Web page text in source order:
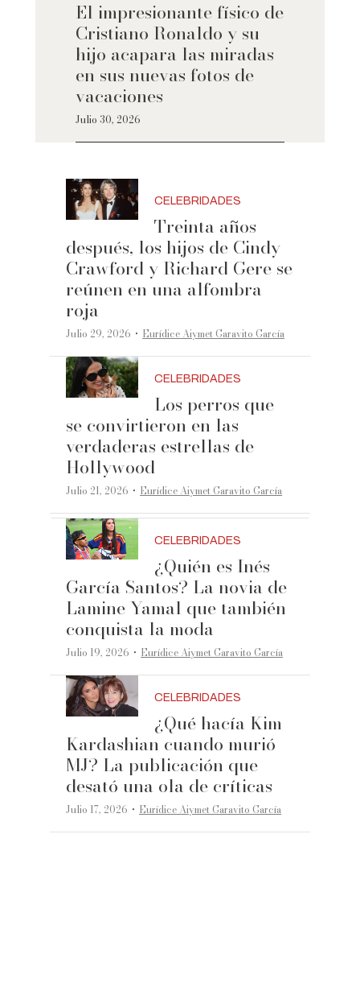
El impresionante físico de
Cristiano Ronaldo y su
hijo acapara las miradas
en sus nuevas fotos de
vacaciones
Julio 30, 2026
CELEBRIDADES
Treinta años
después, los hijos de Cindy
Crawford y Richard Gere se
reúnen en una alfombra
roja
Julio 29, 2026 ·Eurídice Aiymet Garavito García
CELEBRIDADES
Los perros que
se convirtieron en las
verdaderas estrellas de
Hollywood
Julio 21, 2026 ·Eurídice Aiymet Garavito García
CELEBRIDADES
¿Quién es Inés
García Santos? La novia de
Lamine Yamal que también
conquista la moda
Julio 19, 2026 ·Eurídice Aiymet Garavito García
CELEBRIDADES
¿Qué hacía Kim
Kardashian cuando murió
MJ? La publicación que
desató una ola de críticas
Julio 17, 2026 ·Eurídice Aiymet Garavito García